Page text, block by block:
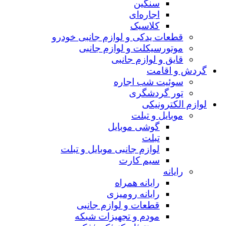
سنگین
اجاره‌ای
کلاسیک
قطعات یدکی و لوازم جانبی خودرو
موتورسیکلت و لوازم جانبی
قایق و لوازم جانبی
گردش و اقامت
سوئیت شب اجاره
تور گردشگری
لوازم الکترونیکی
موبایل و تبلت
گوشی موبایل
تبلت
لوازم جانبی موبایل و تبلت
سیم کارت
رایانه
رایانه همراه
رایانه رومیزی
قطعات و لوازم جانبی
مودم و تجهیزات شبکه